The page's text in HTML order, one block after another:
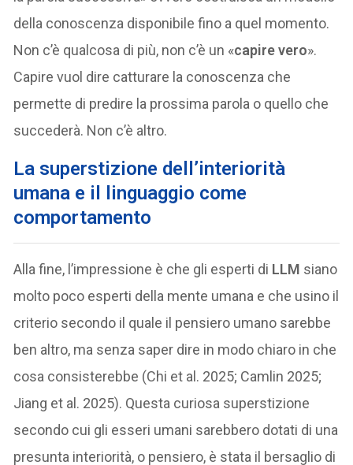
della conoscenza disponibile fino a quel momento.
Non c’è qualcosa di più, non c’è un «capire vero».
Capire vuol dire catturare la conoscenza che
permette di predire la prossima parola o quello che
succederà. Non c’è altro.
La superstizione dell’interiorità
umana e il linguaggio come
comportamento
Alla fine, l’impressione è che gli esperti di LLM siano
molto poco esperti della mente umana e che usino il
criterio secondo il quale il pensiero umano sarebbe
ben altro, ma senza saper dire in modo chiaro in che
cosa consisterebbe (Chi et al. 2025; Camlin 2025;
Jiang et al. 2025). Questa curiosa superstizione
secondo cui gli esseri umani sarebbero dotati di una
presunta interiorità, o pensiero, è stata il bersaglio di